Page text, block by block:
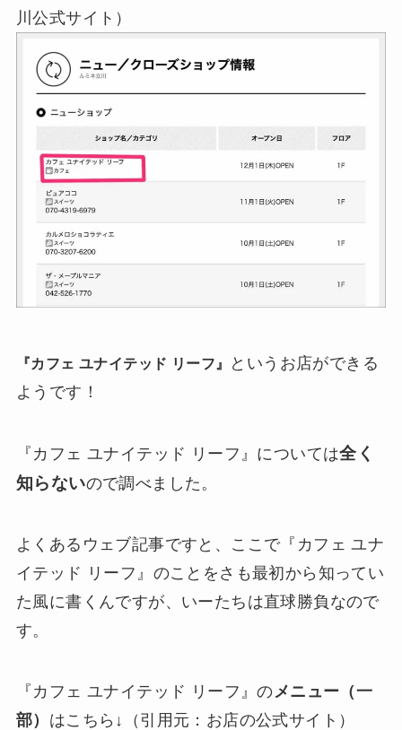
川公式サイト）
『カフェ ユナイテッド リーフ』
というお店ができる
ようです！
『カフェ ユナイテッド リーフ』については全く
知らないので調べました。
よくあるウェブ記事ですと、ここで『カフェ ユナ
イテッド リーフ』のことをさも最初から知ってい
た風に書くんですが、いーたちは直球勝負なので
す。
『カフェ ユナイテッド リーフ』の メニュー（一
部） はこちら↓（引用元：お店の公式サイト）